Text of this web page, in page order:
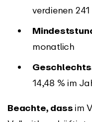
verdienen
monatlich
14,48 % im
Beachte, dass im